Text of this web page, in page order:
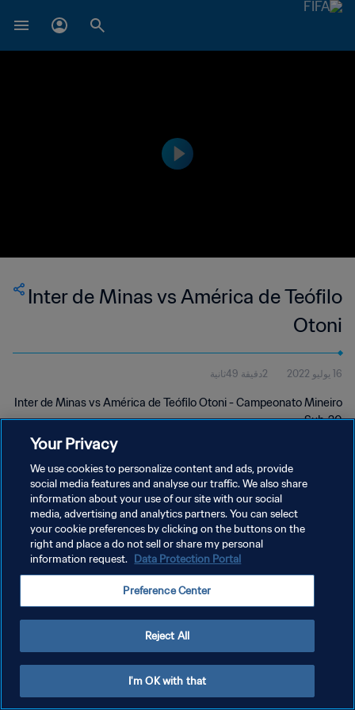
Inter de Minas vs América de Teófilo
Otoni
16 يوليو 2022 2دقيقة 49ثانية
Inter de Minas vs América de Teófilo Otoni - Campeonato Mineiro
Sub-20
سياسة الخصوصية
إدارة تفضيلات ملفات تعريف الارتباط
Your Privacy
We use cookies to personalize content and ads, provide
social media features and analyse our traffic. We also share
information about your use of our site with our social
media, advertising and analytics partners. You can select
your cookie preferences by clicking on the buttons on the
right and place a do not sell or share my personal
information request. Data Protection Portal
Preference Center
Reject All
I'm OK with that